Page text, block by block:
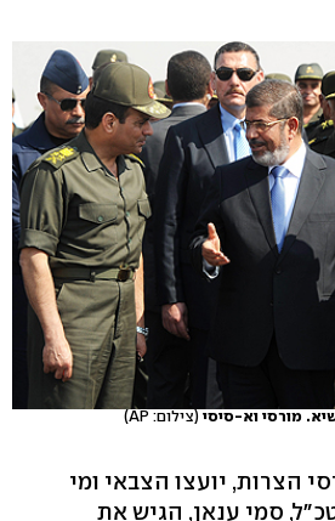
מורסי וא-סיסי (צילום: AP)
הצרות, יועצו הצבאי ומי
סמי ענאן, הגיש את